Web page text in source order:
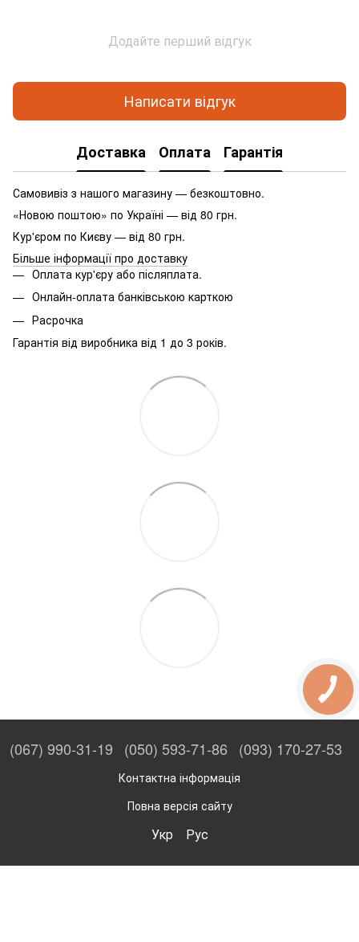
Додайте перший відгук
Написати відгук
Доставка Оплата Гарантія
Самовивіз з нашого магазину — безкоштовно.
«Новою поштою» по Україні — від 80 грн.
Кур'єром по Києву — від 80 грн.
Більше інформації про доставку
Оплата кур'єру або післяплата.
Онлайн-оплата банківською карткою
Расрочка
Гарантія від виробника від 1 до 3 років.
(067) 990-31-19 (050) 593-71-86 (093) 170-27-53
Контактна інформація
Повна версія сайту
Укр Рус